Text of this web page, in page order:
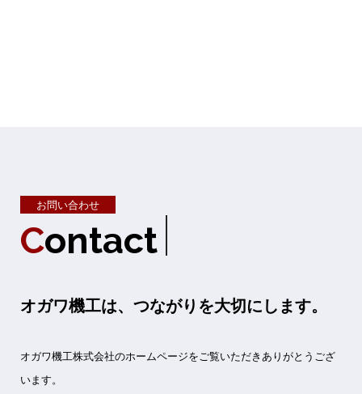
お問い合わせ
Contact
オガワ機工は、つながりを大切にします。
オガワ機工株式会社のホームページをご覧いただきありがとうござ
います。